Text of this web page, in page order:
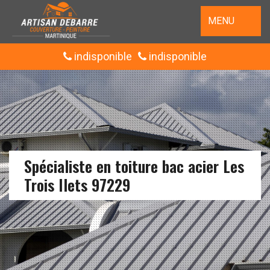
MENU
indisponible indisponible
Spécialiste en toiture bac acier Les
Trois Ilets 97229